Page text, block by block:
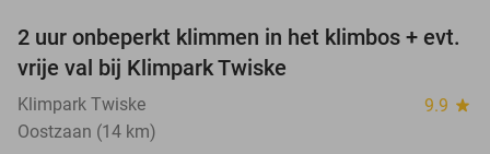
23%
2 uur onbeperkt klimmen in het klimbos + evt.
vrije val bij Klimpark Twiske
Klimpark Twiske 9.9 star
Oostzaan (14 km)